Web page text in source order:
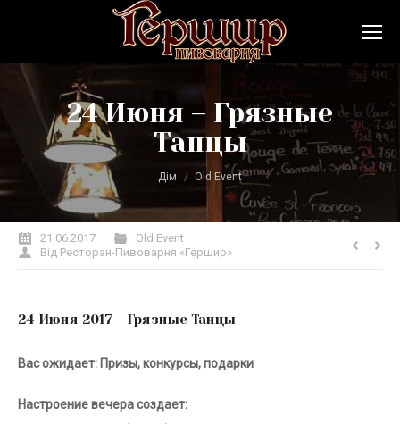
24 Июня – Грязные
Танцы
Дім Old Event
21.06.2017
Old Event
Від Ресторан-Пивоварня «Гершир»
24 Июня 2017 – Грязные Танцы
Вас ожидает: Призы, конкурсы, подарки
Настроение вечера создает: